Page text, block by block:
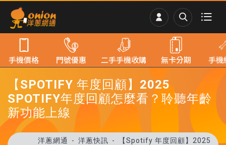
【SPOTIFY 年度回顧】2025
SPOTIFY年度回顧怎麼看？聆聽年齡
新功能上線
洋蔥網通 洋蔥快訊
【Spotify 年度回顧】2025
手機價格 門號優惠 二手手機收購 無卡分期 手機